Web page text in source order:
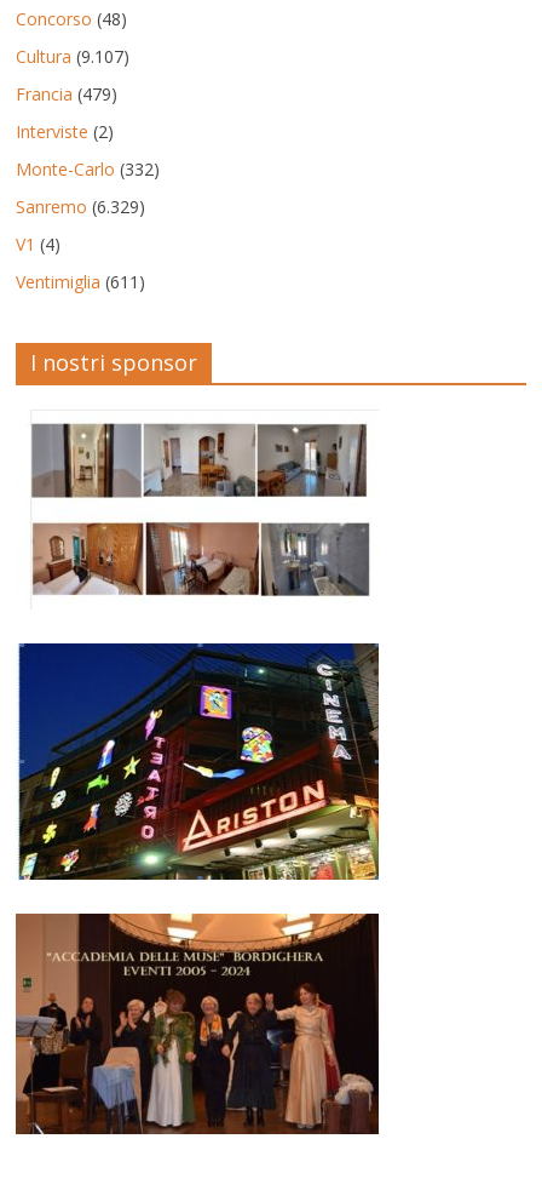
Concorso (48)
Cultura (9.107)
Francia (479)
Interviste (2)
Monte-Carlo (332)
Sanremo (6.329)
V1 (4)
Ventimiglia (611)
I nostri sponsor